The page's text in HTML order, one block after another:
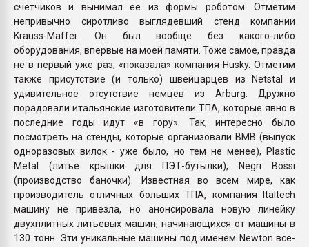
счетчиков и вынимал ее из формы роботом. Отметим
непривычно сиротливо выглядевший стенд компании
Krauss-Maffei. Он был вообще без какого-либо
оборудования, впервые на моей памяти. Тоже самое, правда
не в первый уже раз, «показала» компания Husky. Отметим
также присутствие (и только) швейцарцев из Netstal и
удивительное отсутствие немцев из Arburg. Дружно
порадовали итальянские изготовители ТПА, которые явно в
последние годы идут «в гору». Так, интересно было
посмотреть на стенды, которые организовали BMB (выпуск
одноразовых вилок - уже было, но тем не менее), Plastic
Metal (литье крышки для ПЭТ-бутылки), Negri Bossi
(производство баночки). Известная во всем мире, как
производитель отличных больших ТПА, компания Italtech
машину не привезла, но анонсировала новую линейку
двухплитных литьевых машин, начинающихся от машины в
130 тонн. Эти уникальные машины под именем Newton все-